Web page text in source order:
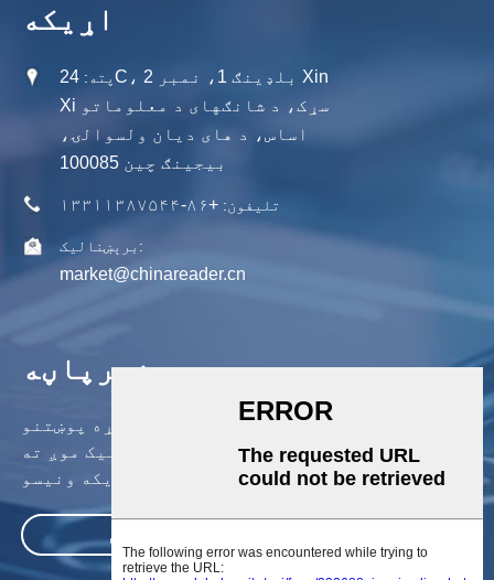
اړیکه
پته: 24C، بلډینګ 1، نمبر 2 Xin
Xi سړک، د شانګهای د معلوماتو
اساس، د های دیان ولسوالۍ،
بیجینګ چین 100085
تلیفون: +۸۶-۱۳۳۱۱۳۸۷۵۴۴
برېښنالیک:
market@chinareader.cn
خبرپاڼه
زموږ د محصولاتو یا قیمت لیست په اړه پوښتنو
لپاره ، مهرباني وکړئ خپل بریښنالیک موږ ته
وسپارئ